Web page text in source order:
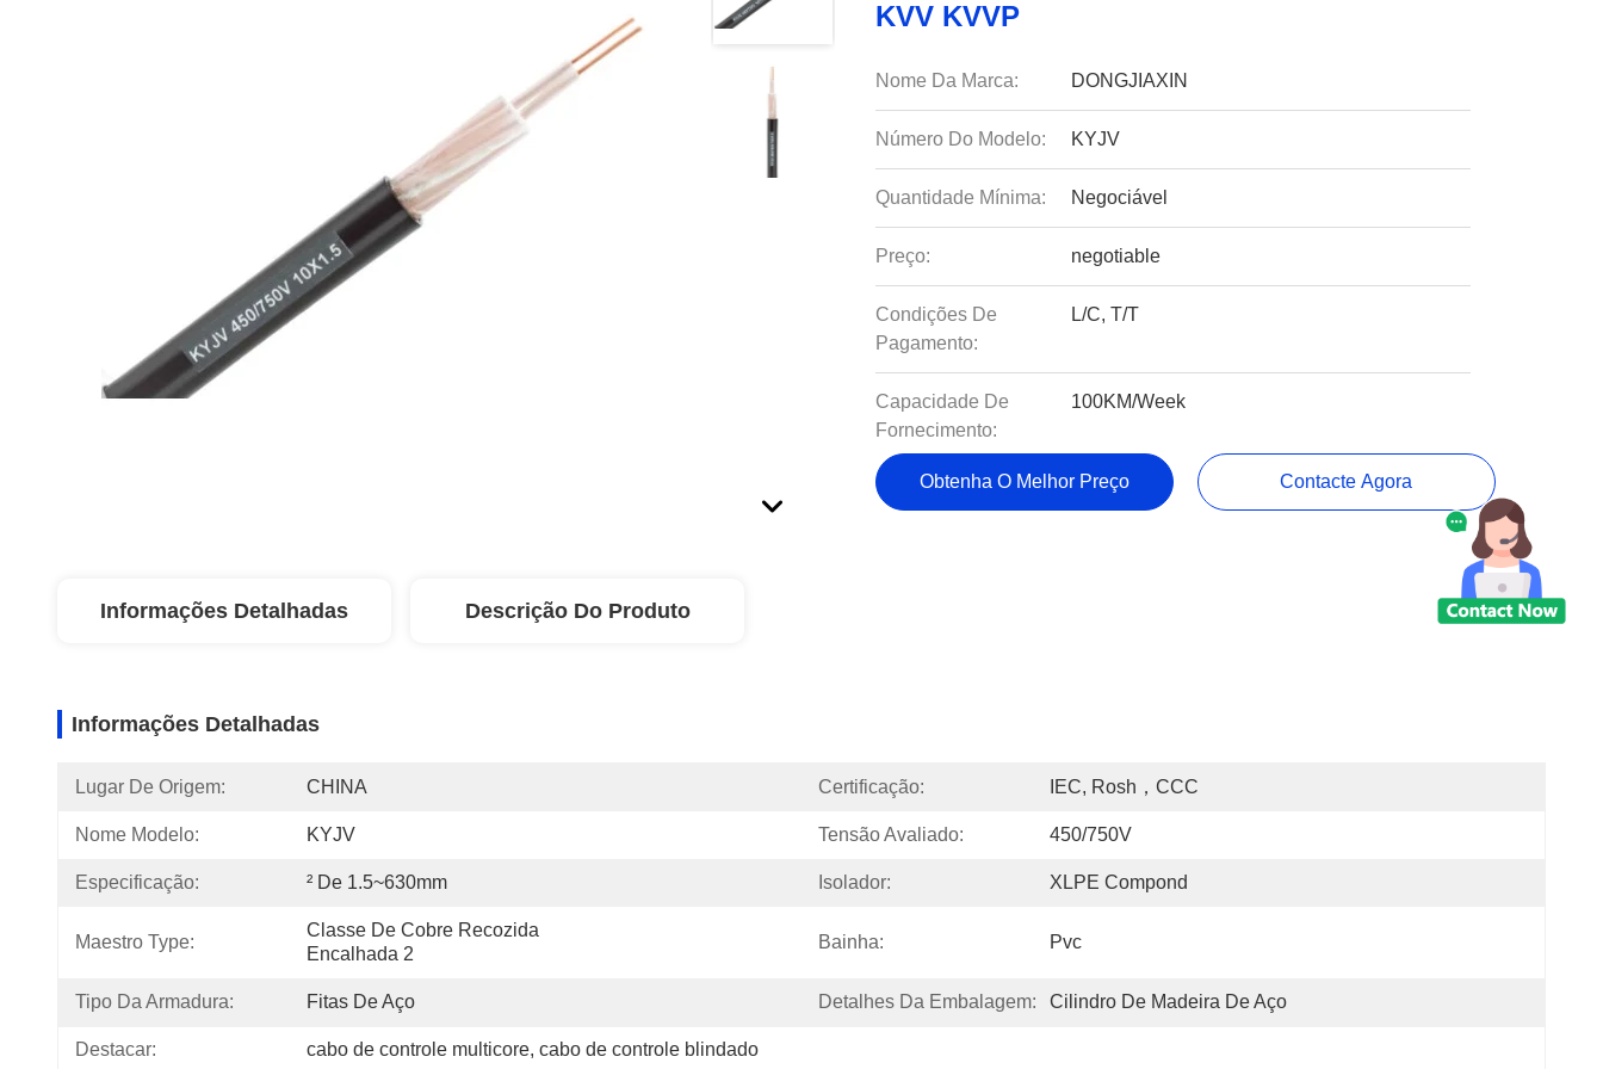
KVV KVVP
Nome Da Marca: DONGJIAXIN
Número Do Modelo: KYJV
Quantidade Mínima: Negociável
Preço: negotiable
Condições De
Pagamento:
L/C, T/T
Capacidade De
Fornecimento:
100KM/Week
Obtenha O Melhor Preço Contacte Agora
Informações Detalhadas Descrição Do Produto
Informações Detalhadas
Lugar De Origem: CHINA Certificação: IEC, Rosh，CCC
Nome Modelo: KYJV Tensão Avaliado: 450/750V
Especificação: ² De 1.5~630mm Isolador: XLPE Compond
Maestro Type:
Classe De Cobre Recozida
Encalhada 2
Bainha: Pvc
Tipo Da Armadura: Fitas De Aço Detalhes Da Embalagem: Cilindro De Madeira De Aço
Destacar: cabo de controle multicore, cabo de controle blindado